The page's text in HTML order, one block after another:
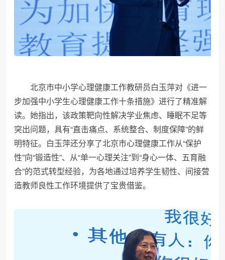
北京市中小学心理健康工作教研员白玉萍对《进一
步加强中小学生心理健康工作十条措施》进行了精准解
读。她指出，该政策靶向性解决学业焦虑、睡眠不足等
突出问题，具有“直击痛点、系统整合、制度保障”的鲜
明特征。白玉萍还分享了北京市心理健康工作从“保护
性”向“锻造性”、从“单一心理关注”到“身心一体、五育融
合”的范式转型经验，为各地通过培养学生韧性、间接营
造教师良性工作环境提供了宝贵借鉴。